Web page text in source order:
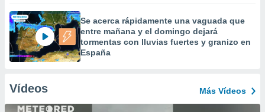
Se acerca rápidamente una vaguada que
entre mañana y el domingo dejará
tormentas con lluvias fuertes y granizo en
España
Vídeos Más Vídeos